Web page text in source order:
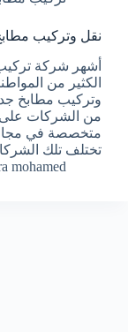
نقل وتركيب مطابخ جدة
أشهر شركة
الكثير من
وتركيب مطابخ
من الشركات على
متخصصة في
تختلف تلك
mohamed